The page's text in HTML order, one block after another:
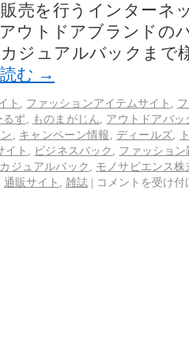
売を行うインターネ
ウトドアブランドの
ジュアルバックまで
む →
ト ファッションアイテムサイト
るず ものまがじん
アウトドアバッ
キャンペーン情報 ディールズ
イト ビジネスバック
ファッション
ジュアルバック
モノサピエンス株
通販サイト 雑誌 | コメントを受け